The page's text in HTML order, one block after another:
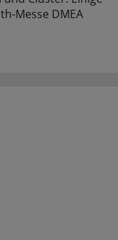
Messe DMEA